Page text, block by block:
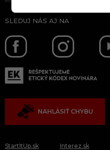
SLEDUJ NÁS AJ NA
NAHLÁSIŤ CHYBU
StartItUp.sk Interez.sk